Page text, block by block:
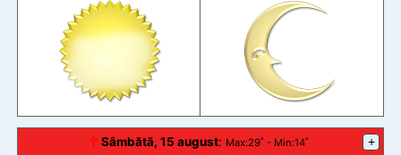
🕆 Sâmbătă, 15 august: Max:29˚ - Min:14˚ +